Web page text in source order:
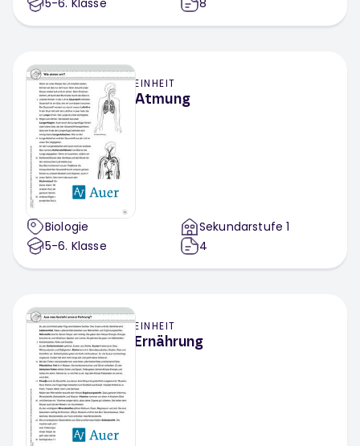
5-6. Klasse 8
EINHEIT
Atmung
Biologie
5-6. Klasse
Sekundarstufe 1
4
EINHEIT
Ernährung